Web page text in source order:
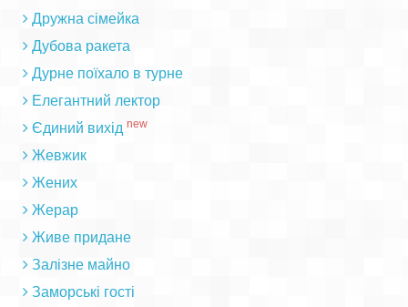
Дружна сімейка
Дубова ракета
Дурне поїхало в турне
Елегантний лектор
Єдиний вихід new
Жевжик
Жених
Жерар
Живе придане
Залізне майно
Заморські гості